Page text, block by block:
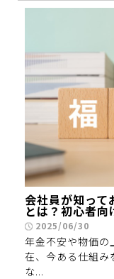
会社員が知って
とは？初心者向
2025/06/30
年金不安や物価の
在、今ある仕組み
な...